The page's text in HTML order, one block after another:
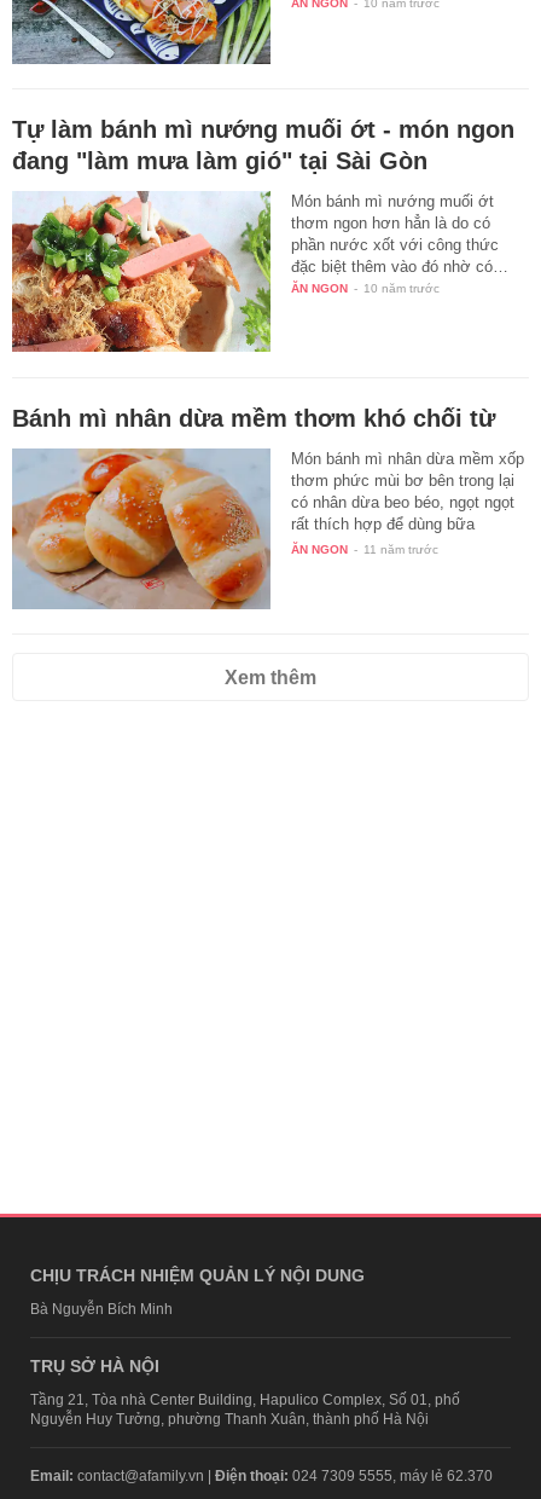
ĂN NGON - 10 năm trước
Tự làm bánh mì nướng muối ớt - món ngon
đang "làm mưa làm gió" tại Sài Gòn
Món bánh mì nướng muối ớt
thơm ngon hơn hẳn là do có
phần nước xốt với công thức
đặc biệt thêm vào đó nhờ có…
ĂN NGON - 10 năm trước
Bánh mì nhân dừa mềm thơm khó chối từ
Món bánh mì nhân dừa mềm xốp
thơm phức mùi bơ bên trong lại
có nhân dừa beo béo, ngọt ngọt
rất thích hợp để dùng bữa
sáng…
ĂN NGON - 11 năm trước
Xem thêm
CHỊU TRÁCH NHIỆM QUẢN LÝ NỘI DUNG
Bà Nguyễn Bích Minh
TRỤ SỞ HÀ NỘI
Tầng 21, Tòa nhà Center Building, Hapulico Complex, Số 01, phố
Nguyễn Huy Tưởng, phường Thanh Xuân, thành phố Hà Nội
Email: contact@afamily.vn | Điện thoại: 024 7309 5555, máy lẻ 62.370